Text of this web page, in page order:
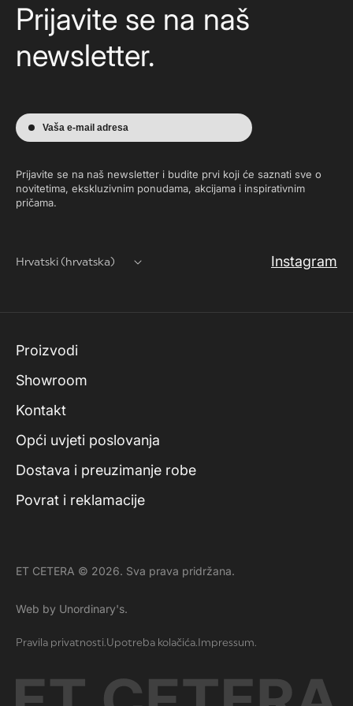
Prijavite se na naš
newsletter.
Vaša e-mail adresa
Prijavite se na naš newsletter i budite prvi koji će saznati sve o
novitetima, ekskluzivnim ponudama, akcijama i inspirativnim
pričama.
Hrvatski (hrvatska) Instagram
Proizvodi
Showroom
Kontakt
Opći uvjeti poslovanja
Dostava i preuzimanje robe
Povrat i reklamacije
ET CETERA © 2026. Sva prava pridržana.
Web by Unordinary's.
Pravila privatnosti.Upotreba kolačića. Impressum.